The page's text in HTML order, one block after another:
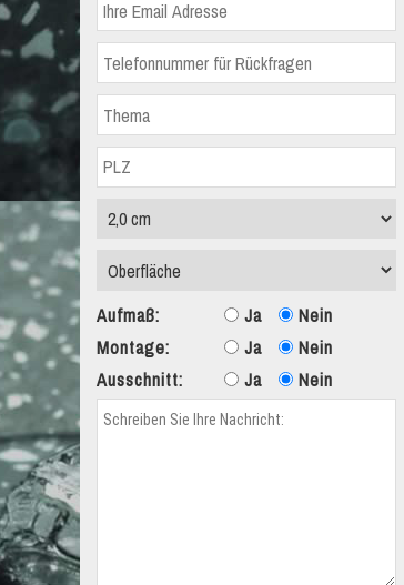
Aufmaß: Ja
Nein
Montage:
Ja
Nein
Ausschnitt:
Ja Nein